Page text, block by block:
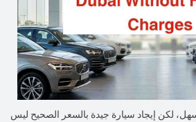
لكن إيجاد سيارة جيدة بالسعر الصحيح ليس